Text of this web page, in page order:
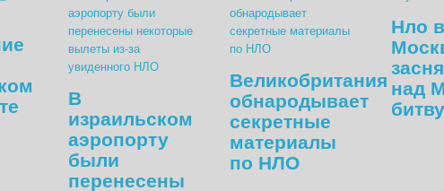
В
израильском
аэропорту
были
перенесены
Великобритания
обнародывает
секретные
материалы
по НЛО
Нло
над